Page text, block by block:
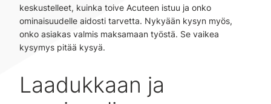
keskustelleet, kuinka toive Acuteen istuu ja onko
ominaisuudelle aidosti tarvetta. Nykyään kysyn myös,
onko asiakas valmis maksamaan työstä. Se vaikea
kysymys pitää kysyä.
Laadukkaan ja